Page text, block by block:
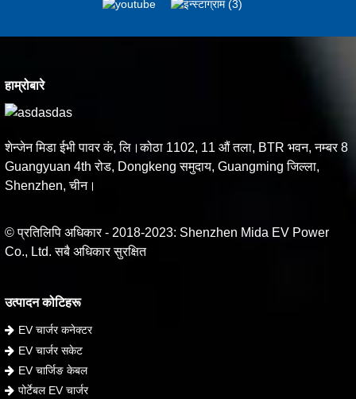
हाम्रोबारे
शेन्जेन मिडा ईभी पावर कं, लि।कोठा 1102, 11 औं तला, BTR भवन, नम्बर 8
Guangyuan 4th रोड, Dongkeng समुदाय, Guangming जिल्ला,
Shenzhen, चीन।
© प्रतिलिपि अधिकार - 2018-2023: Shenzhen Mida EV Power
Co., Ltd. सबै अधिकार सुरक्षित
उत्पादन कोटिहरू
EV चार्जर कनेक्टर
EV चार्जर सकेट
EV चार्जिङ केबल
पोर्टेबल EV चार्जर